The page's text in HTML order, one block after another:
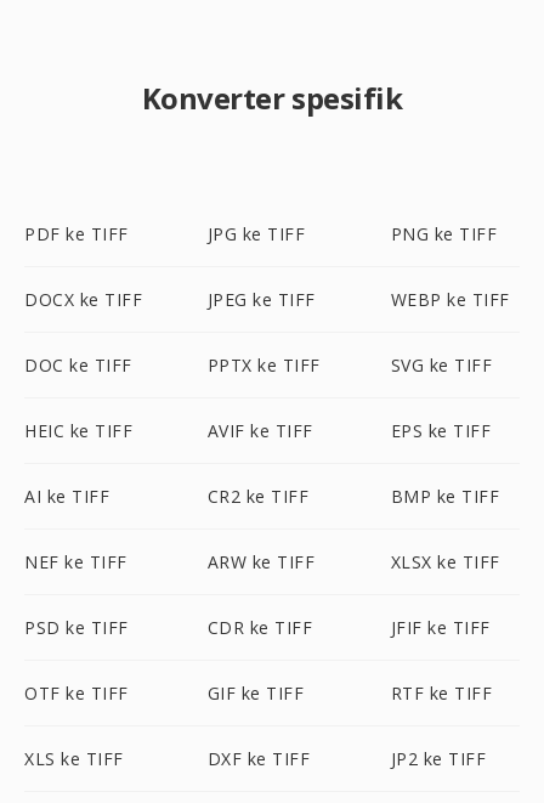
Konverter spesifik
PDF ke TIFF JPG ke TIFF PNG ke TIFF
DOCX ke TIFF JPEG ke TIFF WEBP ke TIFF
DOC ke TIFF PPTX ke TIFF SVG ke TIFF
HEIC ke TIFF AVIF ke TIFF EPS ke TIFF
AI ke TIFF CR2 ke TIFF BMP ke TIFF
NEF ke TIFF ARW ke TIFF XLSX ke TIFF
PSD ke TIFF CDR ke TIFF JFIF ke TIFF
OTF ke TIFF GIF ke TIFF RTF ke TIFF
XLS ke TIFF DXF ke TIFF JP2 ke TIFF